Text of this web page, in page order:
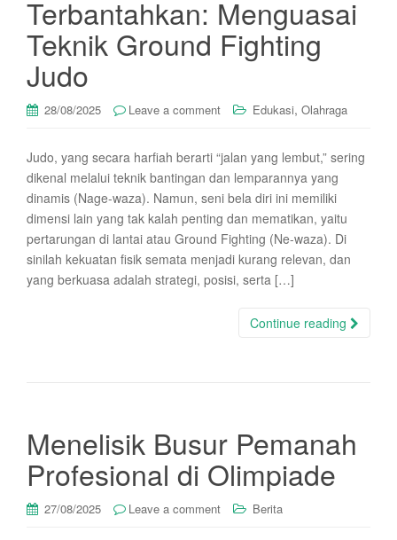
Terbantahkan: Menguasai
Teknik Ground Fighting
Judo
28/08/2025 Leave a comment Edukasi, Olahraga
Judo, yang secara harfiah berarti “jalan yang lembut,” sering
dikenal melalui teknik bantingan dan lemparannya yang
dinamis (Nage-waza). Namun, seni bela diri ini memiliki
dimensi lain yang tak kalah penting dan mematikan, yaitu
pertarungan di lantai atau Ground Fighting (Ne-waza). Di
sinilah kekuatan fisik semata menjadi kurang relevan, dan
yang berkuasa adalah strategi, posisi, serta […]
Continue reading
Menelisik Busur Pemanah
Profesional di Olimpiade
27/08/2025 Leave a comment Berita